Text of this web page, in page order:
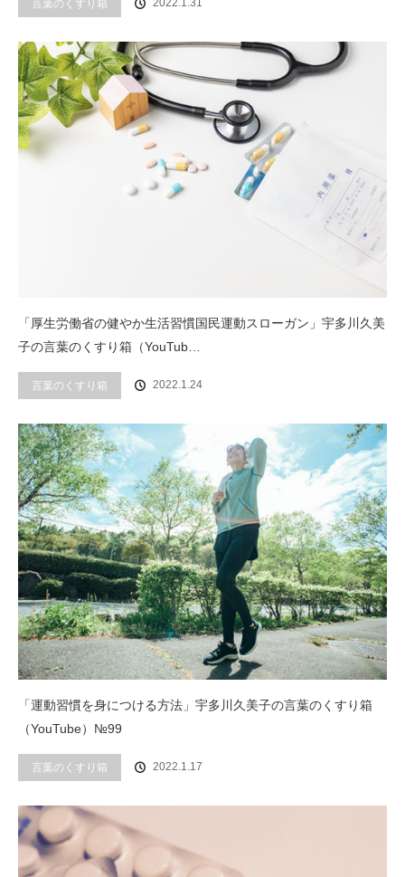
言葉のくすり箱 2022.1.31
「厚生労働省の健やか生活習慣国民運動スローガン」宇多川久美
子の言葉のくすり箱（YouTub…
言葉のくすり箱 2022.1.24
「運動習慣を身につける方法」宇多川久美子の言葉のくすり箱
（YouTube）№99
言葉のくすり箱 2022.1.17